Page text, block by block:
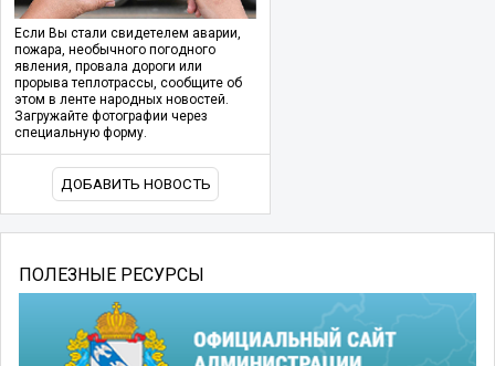
Если Вы стали свидетелем аварии,
пожара, необычного погодного
явления, провала дороги или
прорыва теплотрассы, сообщите об
этом в ленте народных новостей.
Загружайте фотографии через
специальную форму.
ДОБАВИТЬ НОВОСТЬ
ПОЛЕЗНЫЕ РЕСУРСЫ